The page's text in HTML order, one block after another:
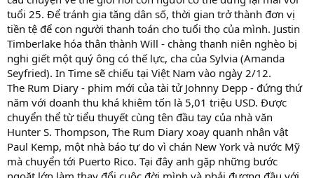
tuổi 25. Để tránh gia tăng dân số, thời gian trở thành đơn vị
tiền tệ để con người thanh toán cho tuổi thọ của mình. Justin
Timberlake hóa thân thành Will - chàng thanh niên nghèo bị
nghi giết một quý ông có thế lực, cha của Sylvia (Amanda
Seyfried). In Time sẽ chiếu tại Việt Nam vào ngày 2/12.
The Rum Diary - phim mới của tài tử Johnny Depp - đứng thứ
năm với doanh thu khá khiêm tốn là 5,01 triệu USD. Được
chuyển thể từ tiểu thuyết cùng tên đầu tay của nhà văn
Hunter S. Thompson, The Rum Diary xoay quanh nhân vật
Paul Kemp, một nhà báo tự do vì chán New York và nước Mỹ
mà chuyển tới Puerto Rico. Tại đây anh gặp những bước